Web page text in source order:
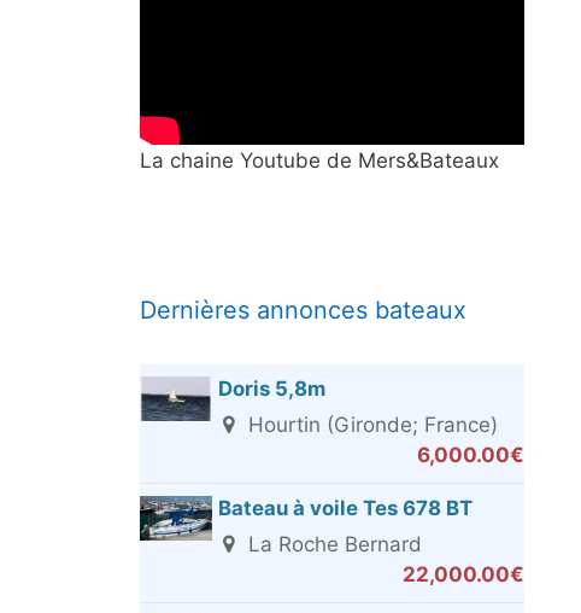
La chaine Youtube de Mers&Bateaux
Dernières annonces bateaux
Doris 5,8m
Hourtin (Gironde; France)
6,000.00€
Bateau à voile Tes 678 BT
La Roche Bernard
22,000.00€